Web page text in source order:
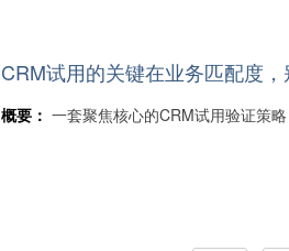
CRM试用的关键在业务匹配度
概要： 一套聚焦核心的CRM试用验证策略